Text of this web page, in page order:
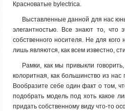
Красноватые bylectrica.
Выставленные данной для нас
элегантностью. Все знают то, что
собственного носителя. Не для
лишь являются, как всем известно,
Рамки, как мы привыкли
колоритная, как большинство из
Вообразите себе один факт о том,
подобрать модель под хоть какое
придать собственному виду что-то